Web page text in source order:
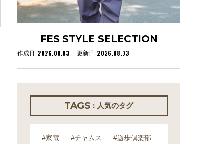
FES STYLE SELECTION
作成日 2026.08.03 更新日 2026.08.03
TAGS : 人気のタグ
#家電 #チャムス
#遊歩倶楽部